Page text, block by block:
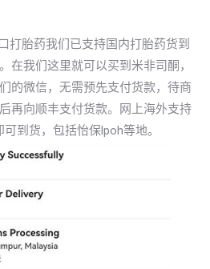
打胎药我们已支持国内打胎药货到
在我们这里就可以买到米非司酮，
的微信，无需预先支付货款，待商
再向顺丰支付货款。网上海外支持
到货，包括怡保lpoh等地。